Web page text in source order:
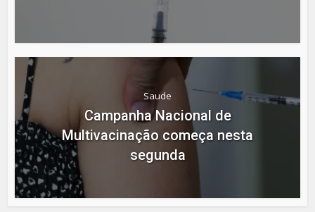
Saude
Campanha Nacional de
Multivacinação começa nesta
segunda